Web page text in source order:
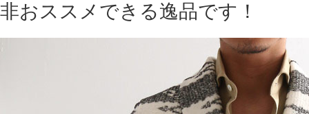
非おススメできる逸品です！